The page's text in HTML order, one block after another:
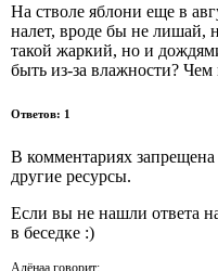
На стволе яблони еще в
налет, вроде бы не лишай,
такой жаркий, но и
быть из-за влажности?
Ответов: 1
В комментариях
другие ресурсы.
Если вы не нашли ответа
в беседке :)
Алёнаа говорит: